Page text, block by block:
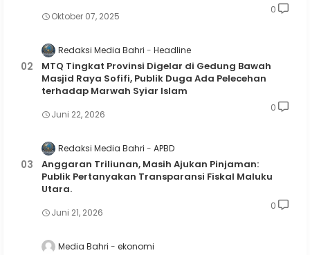
Oktober 07, 2025
0
Redaksi Media Bahri Headline
MTQ Tingkat Provinsi Digelar di Gedung Bawah
Masjid Raya Sofifi, Publik Duga Ada Pelecehan
terhadap Marwah Syiar Islam
Juni 22, 2026
0
Redaksi Media Bahri APBD
Anggaran Triliunan, Masih Ajukan Pinjaman:
Publik Pertanyakan Transparansi Fiskal Maluku
Utara.
Juni 21, 2026
0
Media Bahri ekonomi